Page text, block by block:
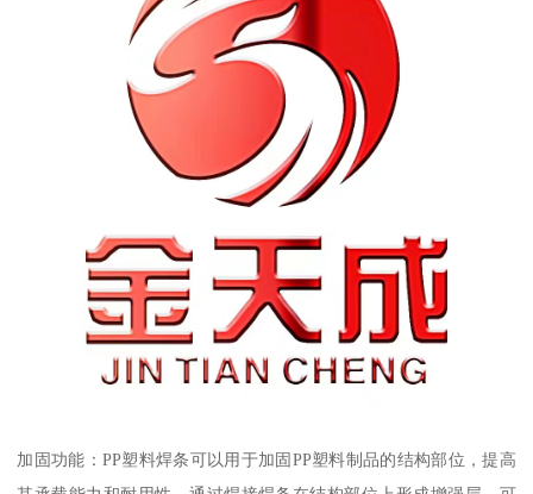
加固功能：PP塑料焊条可以用于加固PP塑料制品的结构部位，提高